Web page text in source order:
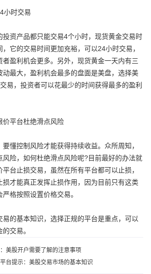
时交易
资产品都只能交易4个小时，现货黄金交易时
它的交易时间更加充裕，可以24小时交易，
者盈利机会更多。另外，现货黄金一天内有三
动最大，盈利机会最多的盘面是美盘，选择美
易，投资者可以花最少的时间获得最多的盈利
平台杜绝滑点风险
控制风险才能获得持续收益。众所周知，
风险，如何杜绝滑点风险呢?目前最好的办法就
台止损交易，虽然在所有平台都可以止损，
损才能真正发挥止损作用，因为目前只有这类
格按照设置价格交易。
的基本知识，选择正规的平台是重点，可以
交易。
美股开户需要了解的注意事项
台提示：美股交易市场的基本知识